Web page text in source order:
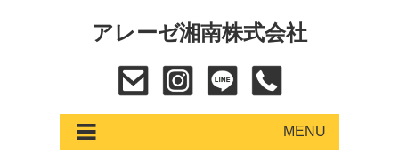
アレーゼ湘南株式会社
MENU